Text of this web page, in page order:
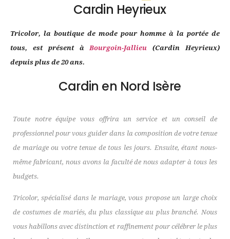
Cardin en Nord Isère
Toute notre équipe vous offrira un service et un conseil de
professionnel pour vous guider dans la composition de votre tenue
de mariage ou votre tenue de tous les jours. Ensuite, étant nous-
même fabricant, nous avons la faculté de nous adapter à tous les
budgets.
Tricolor, spécialisé dans le mariage, vous propose un large choix
de costumes de mariés, du plus classique au plus branché. Nous
vous habillons avec distinction et raffinement pour célébrer le plus
Cardin Heyrieux
Tricolor, la boutique de mode pour homme à la portée de
tous, est présent àBourgoin-Jallieu (Cardin Heyrieux)
depuis plus de 20 ans.